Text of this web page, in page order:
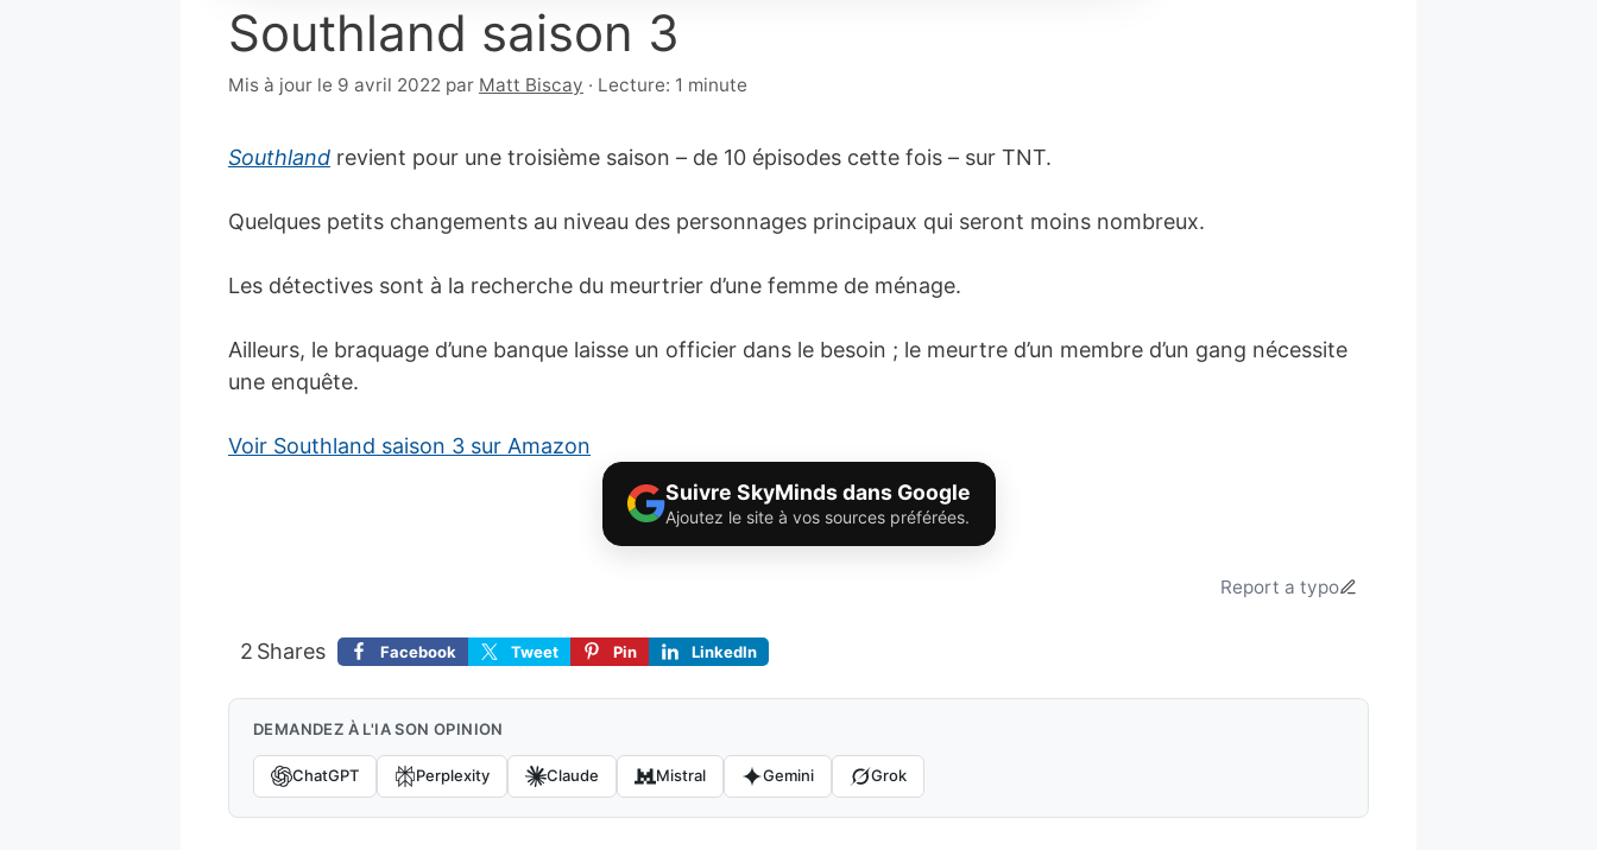
Southland saison 3
Mis à jour le 9 avril 2022 6par Matt Biscay · Lecture: 1 minute
Southland revient pour une troisième saison – de 10 épisodes cette fois – sur TNT.
Quelques petits changements au niveau des personnages principaux qui seront moins nombreux.
Les détectives sont à la recherche du meurtrier d’une femme de ménage.
Ailleurs, le braquage d’une banque laisse un officier dans le besoin ; le meurtre d’un membre d’un gang nécessite
une enquête.
Voir Southland saison 3 sur Amazon
Suivre SkyMinds dans Google
Ajoutez le site à vos sources préférées.
Report a typo
Shares
2 Facebook Tweet Pin LinkedIn
DEMANDEZ À L'IA SON OPINION
ChatGPT Perplexity Claude Mistral Gemini Grok